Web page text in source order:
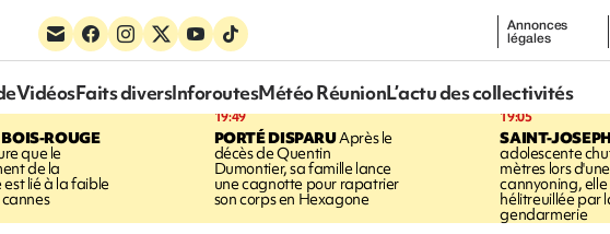
Annonces
légales
VidéosFaits diversInforoutesMétéo RéunionL’actu des collectivités
ROUGE
que le
de la
lié à la faible
19:49
PORTÉ DISPARUAprès le
décès de Quentin
Dumontier, sa famille lance
une cagnotte pour rapatrier
son corps en Hexagone
19:05
SAINT-
adolescente
mètres lors
cannyoning,
hélitreuillée par
gendarmerie